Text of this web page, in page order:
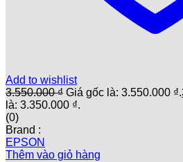
Add to wishlist
3.550.000₫ Giá gốc là: 3.550.000 ₫.
là: 3.350.000 ₫.
(0)
Brand :
EPSON
Thêm vào giỏ hàng